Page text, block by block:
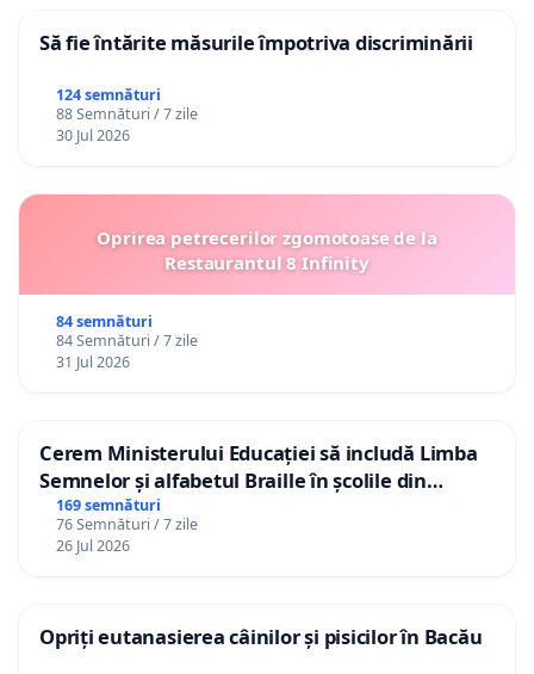
Să fie întărite măsurile împotriva discriminării
124 semnături
88 Semnături / 7 zile
30 Jul 2026
Oprirea petrecerilor zgomotoase de la
Restaurantul 8 Infinity
84 semnături
84 Semnături / 7 zile
31 Jul 2026
Cerem Ministerului Educației să includă Limba
Semnelor și alfabetul Braille în școlile din
Republica Moldova!
169 semnături
76 Semnături / 7 zile
26 Jul 2026
Opriți eutanasierea câinilor și pisicilor în Bacău